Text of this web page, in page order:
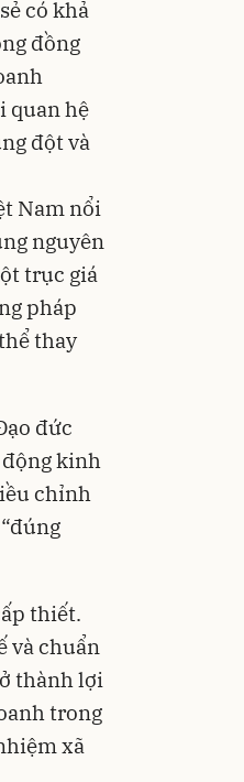
có khả
đồng
quan hệ
đột và
Nam nổi
nguyên
trục giá
pháp
thay
đức
kinh
chỉnh
thiết.
và chuẩn
thành lợi
trong
xã